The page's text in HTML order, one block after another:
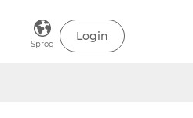
Sprog
Login